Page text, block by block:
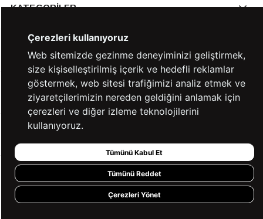
KATEGORİLER
YARDIM
BİZE ULAŞIN
HIZLI ERİŞİM
KVKK ve GİZLİLİK
Çerezleri kullanıyoruz
Web sitemizde gezinme deneyiminizi geliştirmek,
size kişiselleştirilmiş içerik ve hedefli reklamlar
göstermek, web sitesi trafiğimizi analiz etmek ve
ziyaretçilerimizin nereden geldiğini anlamak için
çerezleri ve diğer izleme teknolojilerini
kullanıyoruz.
Tümünü Kabul Et
Tümünü Reddet
Çerezleri Yönet